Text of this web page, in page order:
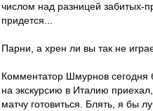
числом над разницей забитых-
придется...
Парни, а хрен ли вы так не
Комментатор Шмурнов сегодня
на экскурсию в Италию
матчу готовиться. Блять, я бы